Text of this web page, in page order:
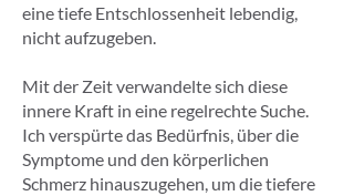
eine tiefe Entschlossenheit lebendig,
nicht aufzugeben.
Mit der Zeit verwandelte sich diese
innere Kraft in eine regelrechte Suche.
Ich verspürte das Bedürfnis, über die
Symptome und den körperlichen
Schmerz hinauszugehen, um die tiefere